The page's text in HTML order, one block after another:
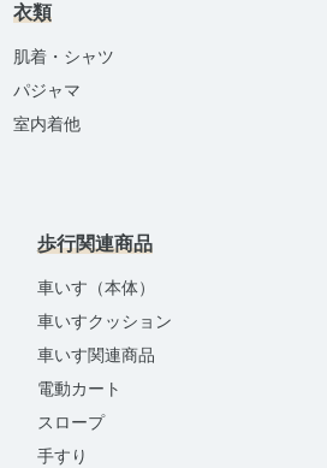
衣類
肌着・シャツ
パジャマ
室内着他
歩行関連商品
車いす（本体）
車いすクッション
車いす関連商品
電動カート
スロープ
手すり